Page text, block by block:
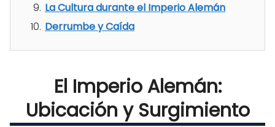
La Cultura durante el Imperio Alemán
Derrumbe y Caída
El Imperio Alemán:
Ubicación y Surgimiento